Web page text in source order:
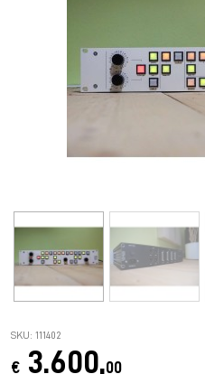
SKU: 111402
€ 3.600,00